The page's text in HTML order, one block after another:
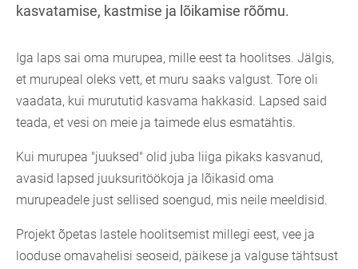
kasvatamise, kastmise ja lõikamise rõõmu.
Iga laps sai oma murupea, mille eest ta hoolitses. Jälgis,
et murupeal oleks vett, et muru saaks valgust. Tore oli
vaadata, kui murututid kasvama hakkasid. Lapsed said
teada, et vesi on meie ja taimede elus esmatähtis.
Kui murupea "juuksed" olid juba liiga pikaks kasvanud,
avasid lapsed juuksuritöökoja ja lõikasid oma
murupeadele just sellised soengud, mis neile meeldisid.
Projekt õpetas lastele hoolitsemist millegi eest, vee ja
looduse omavahelisi seoseid, päikese ja valguse tähtsust